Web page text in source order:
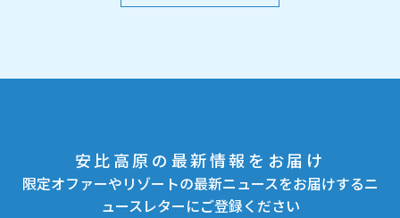
安比高原の最新情報をお届け
限定オファーやリゾートの最新ニュースをお届けするニ
ュースレターにご登録ください